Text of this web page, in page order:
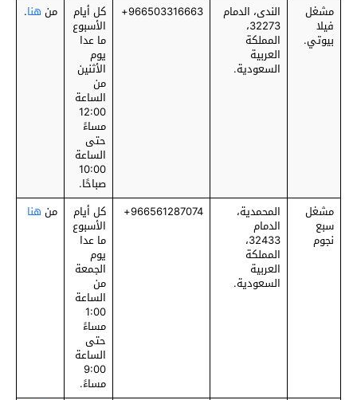
مشغل
فيلا
بيوتي.
الندى، الدمام
32273،
المملكة
العربية
السعودية.
‎966503316663+ كل أيام
الأسبوع
ما عدا
يوم
الأثنين
من
الساعة
12:00
مساءً
حتى
الساعة
10:00
صباحًا.
من هنا.
مشغل
سبع
نجوم
المحمدية،
الدمام
32433،
المملكة
العربية
السعودية.
‎966561287074+ كل أيام
الأسبوع
ما عدا
يوم
الجمعة
من
الساعة
1:00
مساءً
حتى
الساعة
9:00
مساءً.
من هنا